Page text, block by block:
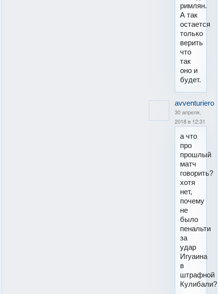
римлян.
А так
остается
только
верить
что
так
оно и
будет.
avventuriero
30 апреля,
2018 в 12:31
а что
про
прошлый
матч
говорить?
хотя
нет,
почему
не
было
пенальти
за
удар
Игуаина
в
штрафной
Кулибали?